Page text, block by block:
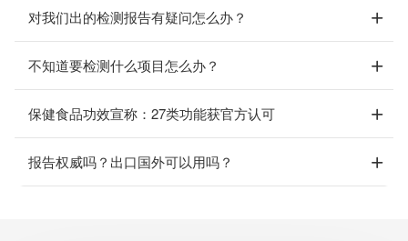
对我们出的检测报告有疑问怎么办？
不知道要检测什么项目怎么办？
保健食品功效宣称：27类功能获官方认可
报告权威吗？出口国外可以用吗？